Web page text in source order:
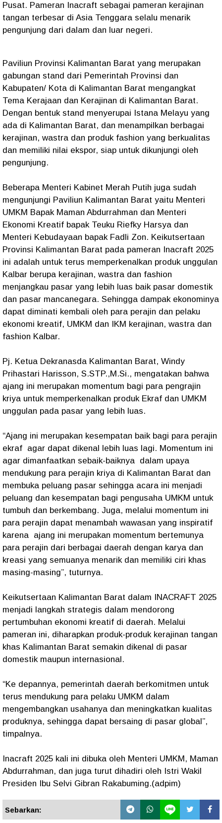
Pusat. Pameran Inacraft sebagai pameran kerajinan
tangan terbesar di Asia Tenggara selalu menarik
pengunjung dari dalam dan luar negeri.
Paviliun Provinsi Kalimantan Barat yang merupakan
gabungan stand dari Pemerintah Provinsi dan
Kabupaten/ Kota di Kalimantan Barat mengangkat
Tema Kerajaan dan Kerajinan di Kalimantan Barat.
Dengan bentuk stand menyerupai Istana Melayu yang
ada di Kalimantan Barat, dan menampilkan berbagai
kerajinan, wastra dan produk fashion yang berkualitas
dan memiliki nilai ekspor, siap untuk dikunjungi oleh
pengunjung.
Beberapa Menteri Kabinet Merah Putih juga sudah
mengunjungi Paviliun Kalimantan Barat yaitu Menteri
UMKM Bapak Maman Abdurrahman dan Menteri
Ekonomi Kreatif bapak Teuku Riefky Harsya dan
Menteri Kebudayaan bapak Fadli Zon. Keikutsertaan
Provinsi Kalimantan Barat pada pameran Inacraft 2025
ini adalah untuk terus memperkenalkan produk unggulan
Kalbar berupa kerajinan, wastra dan fashion
menjangkau pasar yang lebih luas baik pasar domestik
dan pasar mancanegara. Sehingga dampak ekonominya
dapat diminati kembali oleh para perajin dan pelaku
ekonomi kreatif, UMKM dan IKM kerajinan, wastra dan
fashion Kalbar.
Pj. Ketua Dekranasda Kalimantan Barat, Windy
Prihastari Harisson, S.STP.,M.Si., mengatakan bahwa
ajang ini merupakan momentum bagi para pengrajin
kriya untuk memperkenalkan produk Ekraf dan UMKM
unggulan pada pasar yang lebih luas.
“Ajang ini merupakan kesempatan baik bagi para perajin
ekraf agar dapat dikenal lebih luas lagi. Momentum ini
agar dimanfaatkan sebaik-baiknya dalam upaya
mendukung para perajin kriya di Kalimantan Barat dan
membuka peluang pasar sehingga acara ini menjadi
peluang dan kesempatan bagi pengusaha UMKM untuk
tumbuh dan berkembang. Juga, melalui momentum ini
para perajin dapat menambah wawasan yang inspiratif
karena ajang ini merupakan momentum bertemunya
para perajin dari berbagai daerah dengan karya dan
kreasi yang semuanya menarik dan memiliki ciri khas
masing-masing”, tuturnya.
Keikutsertaan Kalimantan Barat dalam INACRAFT 2025
menjadi langkah strategis dalam mendorong
pertumbuhan ekonomi kreatif di daerah. Melalui
pameran ini, diharapkan produk-produk kerajinan tangan
khas Kalimantan Barat semakin dikenal di pasar
domestik maupun internasional.
“Ke depannya, pemerintah daerah berkomitmen untuk
terus mendukung para pelaku UMKM dalam
mengembangkan usahanya dan meningkatkan kualitas
produknya, sehingga dapat bersaing di pasar global”,
timpalnya.
Inacraft 2025 kali ini dibuka oleh Menteri UMKM, Maman
Abdurrahman, dan juga turut dihadiri oleh Istri Wakil
Presiden Ibu Selvi Gibran Rakabuming.(adpim)
Sebarkan: